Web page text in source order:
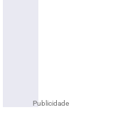
Publicidade